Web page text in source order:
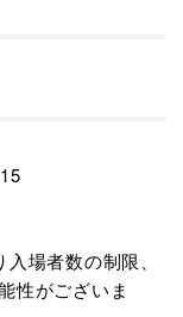
場者数の制限、
性がございま